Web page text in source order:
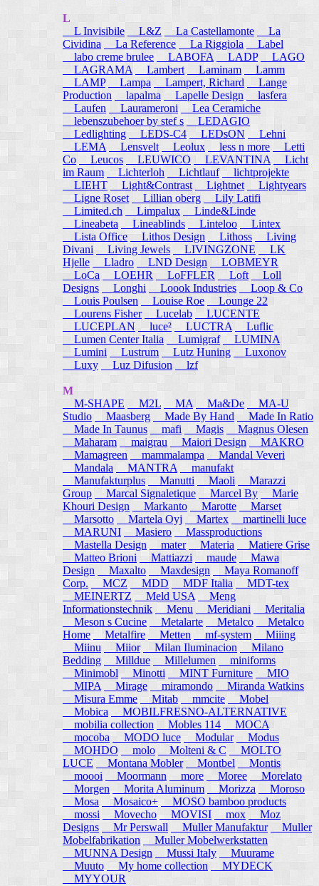
L
L Invisibile
L&Z La Castellamonte
La
Cividina
La Reference La Riggiola
Label
labo creme brulee
LABOFA LADP
LAGO
LAGRAMA
Lambert Laminam
Lamm
LAMP
Lampa Lampert, Richard
Lange
Production
lapalma Lapelle Design
lasfera
Laufen
Laurameroni
Lea Ceramiche
lebenszubehoer by stef s
LEDAGIO
Ledlighting
LEDS-C4 LEDsON
Lehni
LEMA
Lensvelt Leolux less n more
Letti
Co
Leucos LEUWICO LEVANTINA
Licht
im Raum
Lichterloh Lichtlauf lichtprojekte
LIEHT
Light&Contrast Lightnet
Lightyears
Ligne Roset
Lillian oberg
Lily Latifi
Limited.ch
Limpalux
Linde&Linde
Lineabeta
Lineablinds Linteloo
Lintex
Lista Office Lithos Design Lithoss
Living
Divani
Living Jewels LIVINGZONE
LK
Hjelle
Lladro LND Design
LOBMEYR
LoCa
LOEHR LoFFLER Loft
Loll
Designs
Longhi Loook Industries
Loop & Co
Louis Poulsen
Louise Roe
Lounge 22
Lourens Fisher
Lucelab
LUCENTE
LUCEPLAN
luce² LUCTRA
Luflic
Lumen Center Italia
Lumigraf
LUMINA
Lumini
Lustrum Lutz Huning
Luxonov
Luxy
Luz Difusion lzf
M
M-SHAPE
M2L MA Ma&De
MA-U
Studio
Maasberg Made By Hand
Made In Ratio
Made In Taunus
mafi Magis
Magnus Olesen
Maharam
maigrau Maiori Design
MAKRO
Mamagreen
mammalampa
Mandal Veveri
Mandala
MANTRA
manufakt
Manufakturplus
Manutti Maoli
Marazzi
Group
Marcal Signaletique Marcel By
Marie
Khouri Design
Markanto Marotte
Marset
Marsotto
Martela Oyj Martex
martinelli luce
MARUNI
Masiero
Massproductions
Mastella Design
mater Materia
Matiere Grise
Matteo Brioni
Mattiazzi maude
Mawa
Design
Maxalto Maxdesign
Maya Romanoff
Corp.
MCZ MDD MDF Italia
MDT-tex
MEINERTZ
Meld USA
Meng
Informationstechnik
Menu Meridiani
Meritalia
Meson s Cucine
Metalarte Metalco
Metalco
Home Metalfire Metten mf-system
Miiing
Miinu
Miior Milan Iluminacion
Milano
Bedding
Milldue Millelumen
miniforms
Minimobl Minotti MINT Furniture
MIO
MIPA
Mirage miramondo
Miranda Watkins
Misura Emme
Mitab mmcite
Mobel
Mobica
MOBILFRESNO-ALTERNATIVE
mobilia collection
Mobles 114
MOCA
mocoba
MODO luce Modular
Modus
MOHDO
molo Molteni & C
MOLTO
LUCE
Montana Mobler Montbel
Montis
moooi
Moormann more Moree
Morelato
Morgen
Morita Aluminum Morizza
Moroso
Mosa
Mosaico+
MOSO bamboo products
mossi
Movecho MOVISI mox
Moz
Designs
Mr Perswall Muller Manufaktur
Muller
Mobelfabrikation
Muller Mobelwerkstatten
MUNNA Design
Mussi Italy
Muurame
Muuto My home collection
MYDECK
MYYOUR